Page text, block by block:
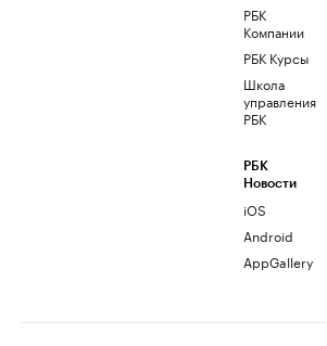
РБК
Компании
РБК Курсы
Школа
управления
РБК
РБК
Новости
iOS
Android
AppGallery